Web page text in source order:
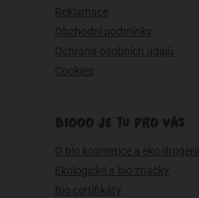
Reklamace
Obchodní podmínky
Ochrana osobních údajů
Cookies
BIOOO JE TU PRO VÁS
O bio kosmetice a eko drogerii
Ekologické a bio značky
Bio certifikáty